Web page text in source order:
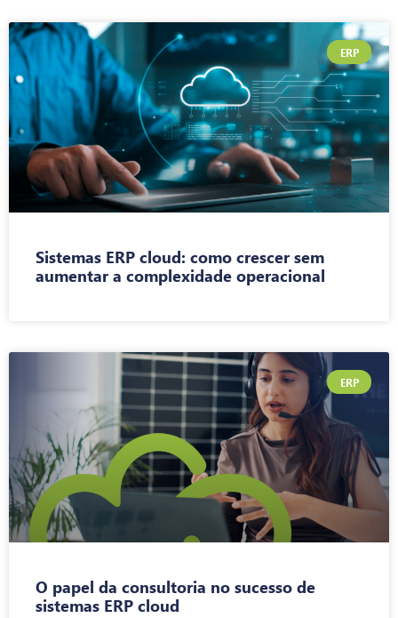
ERP
Sistemas ERP cloud: como crescer sem
aumentar a complexidade operacional
ERP
O papel da consultoria no sucesso de
sistemas ERP cloud